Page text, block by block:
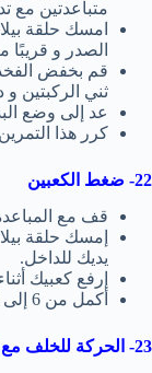
متباعدتين مع
امسك حلقة
الصدر و قريبًا
قم بخفض
ثني الركبتين
عد إلى وضع
كرر هذا التمرين من 6
22- ضغط الكعبين
قف مع
إمسك حلقة
يديك للداخل.
إرفع كعبيك
أكمل من 6 إلى 8 مرات من هذا التمرين.
23- الحركة للخلف مع الدوران